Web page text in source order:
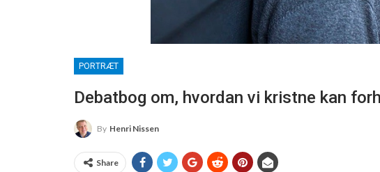
PORTRÆT
Debatbog om, hvordan vi kristne kan
By Henri Nissen
Share